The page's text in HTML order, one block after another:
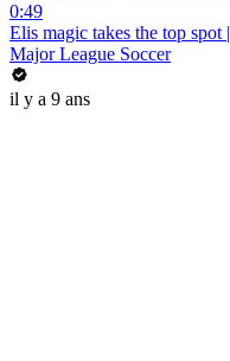
0:49
Elis magic takes the top spot
Major League Soccer
il y a 9 ans